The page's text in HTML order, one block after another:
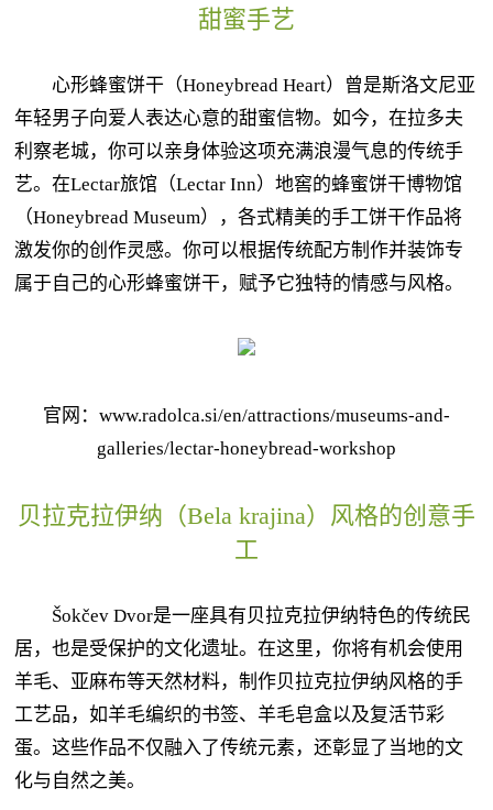
甜蜜手艺
心形蜂蜜饼干（Honeybread Heart）曾是斯洛文尼亚
年轻男子向爱人表达心意的甜蜜信物。如今，在拉多夫
利察老城，你可以亲身体验这项充满浪漫气息的传统手
艺。在Lectar旅馆（Lectar Inn）地窖的蜂蜜饼干博物馆
（Honeybread Museum），各式精美的手工饼干作品将
激发你的创作灵感。你可以根据传统配方制作并装饰专
属于自己的心形蜂蜜饼干，赋予它独特的情感与风格。
官网：www.radolca.si/en/attractions/museums-and-
galleries/lectar-honeybread-workshop
贝拉克拉伊纳（Bela krajina）风格的创意手
工
Šokčev Dvor是一座具有贝拉克拉伊纳特色的传统民
居，也是受保护的文化遗址。在这里，你将有机会使用
羊毛、亚麻布等天然材料，制作贝拉克拉伊纳风格的手
工艺品，如羊毛编织的书签、羊毛皂盒以及复活节彩
蛋。这些作品不仅融入了传统元素，还彰显了当地的文
化与自然之美。